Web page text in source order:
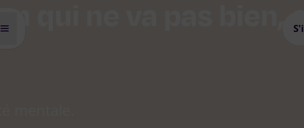
qui ne va pas bien,